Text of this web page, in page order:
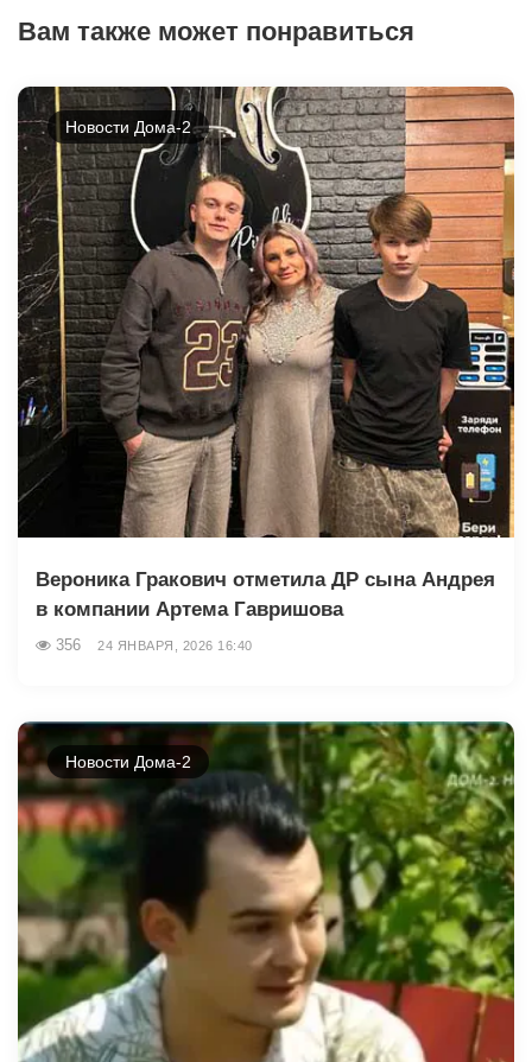
Вам также может понравиться
Новости Дома-2
Вероника Гракович отметила ДР сына Андрея
в компании Артема Гавришова
356 24 ЯНВАРЯ, 2026 16:40
Новости Дома-2